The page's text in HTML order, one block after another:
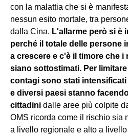
con la malattia che si è
nessun esito mortale, tra
dalla Cina. L'allarme però si è
perché il totale delle persone
a crescere e c'è il timore che
siano sottostimati. Per
contagi sono stati
e diversi paesi stanno
cittadini dalle aree più colpite
OMS ricorda come il rischio sia
a livello regionale e alto a